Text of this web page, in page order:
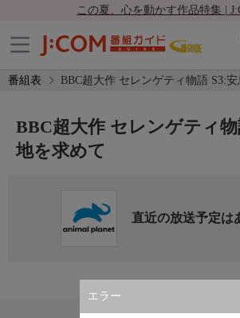
この夏、心を動かす作品特集 |
番組表 BBC超大作 セレンゲティ物語 S3:
エラー
BBC超大作 セレンゲティ物
地を求めて
直近の放送予定は